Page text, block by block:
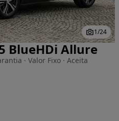
1/24
BlueHDi Allure
· Valor Fixo · Aceita